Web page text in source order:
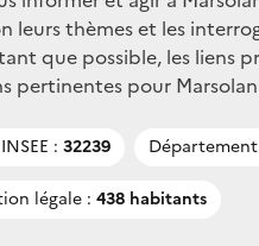
leurs thèmes et les
que possible, les liens
pour
: 32239
légale : 438 habitants